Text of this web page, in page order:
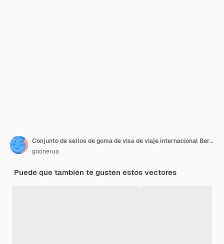
Conjunto de sellos de goma de visa de viaje internacional Berlín Chicago y París Tokio Hong Kong y Países Bajos o Glasgow
goonerua
Puede que también te gusten estos vectores